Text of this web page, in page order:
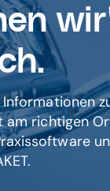
am richtigen